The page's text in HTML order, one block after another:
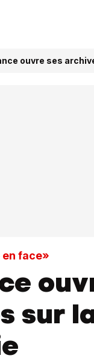
ouvre ses
face»
sur